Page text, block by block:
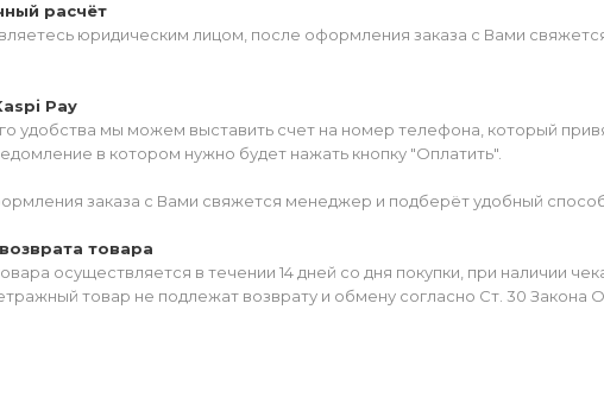
расчёт
юридическим лицом, после оформления заказа с Вами
Pay
удобства мы можем выставить счет на номер телефона, который
в котором нужно будет нажать кнопку "Оплатить".
заказа с Вами свяжется менеджер и подберёт удобный
товара
осуществляется в течении 14 дней со дня покупки, при наличии
товар не подлежат возврату и обмену согласно Ст. 30 Закона